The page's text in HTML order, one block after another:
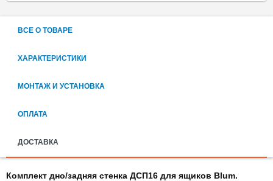
ВСЕ О ТОВАРЕ
ХАРАКТЕРИСТИКИ
МОНТАЖ И УСТАНОВКА
ОПЛАТА
ДОСТАВКА
Комплект дно/задняя стенка ДСП16 для ящиков Blum.